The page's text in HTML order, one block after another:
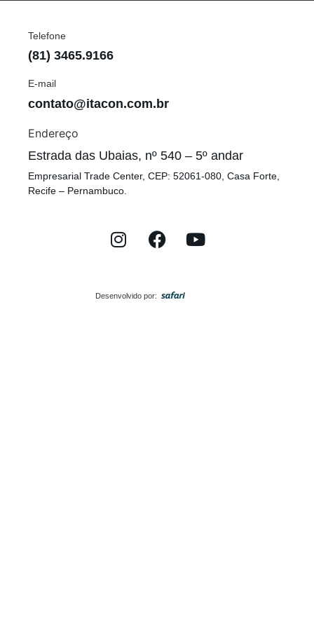
Telefone
(81) 3465.9166
E-mail
contato@itacon.com.br
Endereço
Estrada das Ubaias, nº 540 – 5º andar
Empresarial Trade Center, CEP: 52061-080, Casa Forte,
Recife – Pernambuco.
Desenvolvido por: